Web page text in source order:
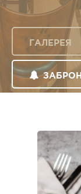
ГАЛЕРЕЯ